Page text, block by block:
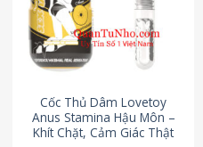
Cốc Thủ Dâm Lovetoy
Anus Stamina Hậu Môn –
Khít Chặt, Cảm Giác Thật